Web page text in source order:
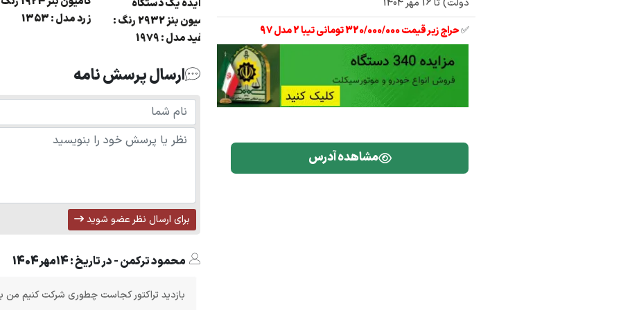
دولت) تا 16 مهر 1404
✅حراج زیر قیمت 320/000/000 تومانی تیبا 2 مدل 97
مشاهده آدرس
زرد مدل : 1353
مزایده یک دستگاه
کامیون بنز 2932 رنگ :
سفید مدل : 1979
کامیون بنز مایلر ده چرخ
: کامیون کمپرسی، وانت
ارسال پرسش نامه
برای ارسال نظر عضو شوید
محمود ترکمن - در تاریخ : 14مهر1404
بازدید تراکتور کجاست چطوری شرکت کنیم من